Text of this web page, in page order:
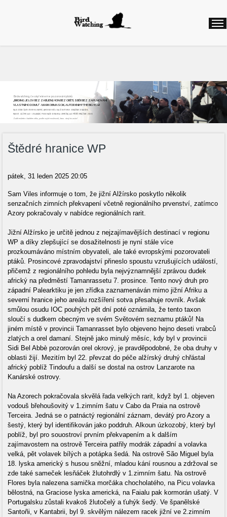
Birdwatching, česky řekneme pozorování ptáků
„BIRDING JE LOV BEZ ZABÍJENÍ, HON BEZ OBĚTÍ, SBĚR BEZ ZAPLŇOVÁNÍ
VLASTNÍHO DOMU“ - MARK OBMASCIK, AUTOR KNIHY THE BIG YEAR
NAJEZDÍME ČASTO STOVKY KILOMETRŮ, ABYCHOM VIDĚLI DALŠÍ NOVÝ DRUH. ODNÁŠÍME SI NADŠENÍ,
RADOST, ZÁŽITKY, ALE I ZKLAMÁNÍ, POKUD NAŠE CESTA BYLA ZBYTEČNÁ, ALE PŘÍŠTĚ VYRÁŽÍME ZNOVU
Začít můžete v každém věku, podle svých možností, času...stojí to za to!
Štědré hranice WP
pátek, 31 leden 2025 20:05
Sam Viles informuje o tom, že jižní Alžírsko poskytlo několik
senzačních zimních překvapení včetně regionálního prvenství, zatímco
Azory pokračovaly v nabídce regionálních rarit.
Jižní Alžírsko je určitě jednou z nejzajímavějších destinací v regionu
WP a díky zlepšující se dosažitelnosti je nyní stále více
prozkoumáváno místním obyvateli, ale také evropskými pozorovateli
ptáků. Prosincové zpravodajství přineslo spoustu vzrušujících událostí,
přičemž z regionálního pohledu byla nejvýznamnější zprávou dudek
africký na předměstí Tamanrassetu 7. prosince. Tento nový druh pro
západní Palearktiku je jen zřídka zaznamenáván mimo jižní Afriku a
severní hranice jeho areálu rozšíření sotva přesahuje rovník. Avšak
smůlou osudu IOC pouhých pět dní poté oznámila, že tento taxon
sloučí s dudkem obecným ve svém Světovém seznamu ptáků! Na
jiném místě v provincii Tamanrasset bylo objeveno hejno deseti vrabců
zlatých a orel damaní. Stejně jako minulý měsíc, kdy byl v provincii
Sidi Bel Abbè pozorován orel okrový, je pravděpodobné, že oba druhy v
oblasti žijí. Mezitím byl 22. převzat do péče alžírský druhý chřástal
africký poblíž Tindoufu a další se dostal na ostrov Lanzarote na
Kanárské ostrovy.
Na Azorech pokračovala skvělá řada velkých rarit, když byl 1. objeven
vodouš břehoušovitý v 1.zimním šatu v Cabo da Praia na ostrově
Terceira. Jedná se o patnáctý regionální záznam, devátý pro Azory a
šestý, který byl identifikován jako poddruh. Alkoun úzkozobý, který byl
poblíž, byl pro souostroví prvním překvapením a k dalším
zajímavostem na ostrově Terceira patřily modrák západní a volavka
velká, pět volavek bílých a potápka šedá. Na ostrově São Miguel byla
18. lyska americký s husou sněžní, mladou kání rousnou a zdržoval se
zde také sameček lesňáček žlutohrdlý v 1.zimním šatu. Na ostrově
Flores byla nalezena samička morčáka chocholatého, na Picu volavka
bělostná, na Graciose lyska americká, na Faialu pak kormorán ušatý. V
Portugalsku zůstali kvakoš žlutočelý a ťuhýk šedý. Ve španělské
Santoñi, v Kantabrii, byl 9. skvělým nálezem racek jižní ve 2.zimním